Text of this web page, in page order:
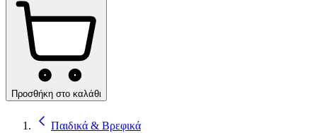
Προσθήκη στο καλάθι
Παιδικά & Βρεφικά